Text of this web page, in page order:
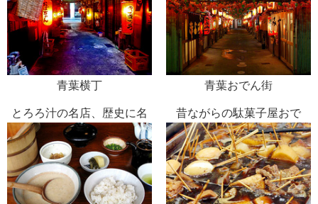
青葉横丁 青葉おでん街
とろろ汁の名店、歴史に名
を残す伝統の味
昔ながらの駄菓子屋おで
ん、伝統の味